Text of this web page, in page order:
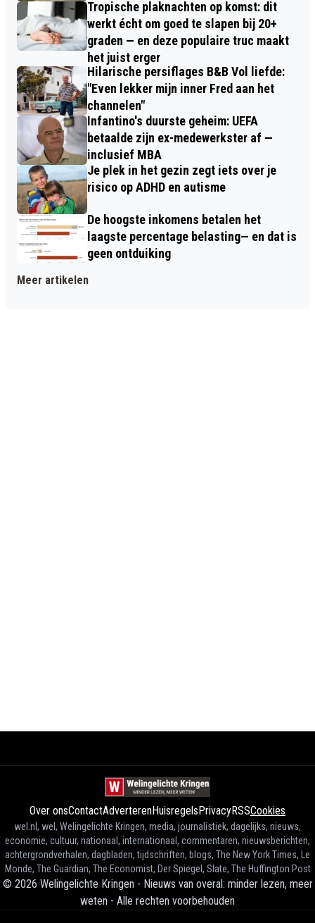
Tropische plaknachten op komst: dit
werkt écht om goed te slapen bij 20+
graden — en deze populaire truc maakt
het juist erger
Hilarische persiflages B&B Vol liefde:
"Even lekker mijn inner Fred aan het
channelen"
Infantino's duurste geheim: UEFA
betaalde zijn ex-medewerkster af —
inclusief MBA
Je plek in het gezin zegt iets over je
risico op ADHD en autisme
De hoogste inkomens betalen het
laagste percentage belasting— en dat is
geen ontduiking
Meer artikelen
Over onsContactAdverterenHuisregels PrivacyRSSCookies
wel.nl, wel, Welingelichte Kringen, media, journalistiek, dagelijks, nieuws,
economie, cultuur, nationaal, internationaal, commentaren, nieuwsberichten,
achtergrondverhalen, dagbladen, tijdschriften, blogs, The New York Times, Le
Monde, The Guardian, The Economist, Der Spiegel, Slate, The Huffington Post
© 2026 Welingelichte Kringen - Nieuws van overal: minder lezen, meer
weten - Alle rechten voorbehouden